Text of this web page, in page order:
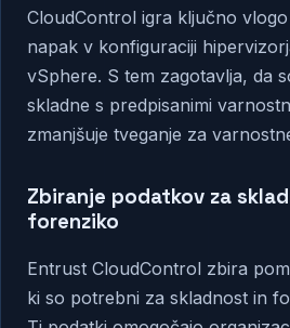
CloudControl igra ključno
napak v konfiguraciji
vSphere. S tem zagotavlja, da
skladne s predpisanimi
zmanjšuje tveganje za
Zbiranje podatkov za
forenziko
Entrust CloudControl zbira
ki so potrebni za skladnost in